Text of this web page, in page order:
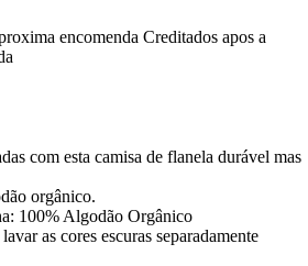
encomenda Creditados apos a
com esta camisa de flanela durável mas
orgânico.
100% Algodão Orgânico
as cores escuras separadamente